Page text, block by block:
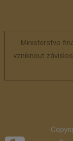
Ministerstvo
vzniknout